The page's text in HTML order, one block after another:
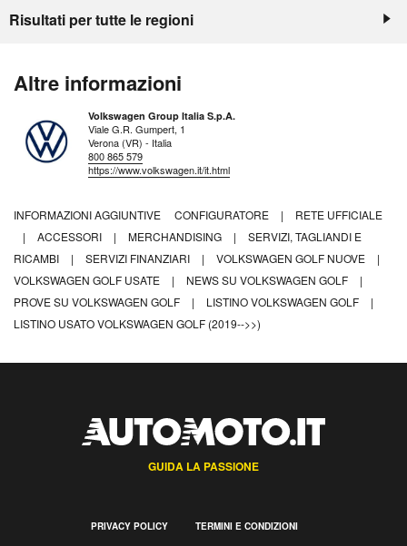
Risultati per tutte le regioni
Altre informazioni
Volkswagen Group Italia S.p.A.
Viale G.R. Gumpert, 1
Verona (VR) - Italia
800 865 579
https://www.volkswagen.it/it.html
INFORMAZIONI AGGIUNTIVE CONFIGURATORE |
RETE UFFICIALE
|
ACCESSORI | MERCHANDISING |
SERVIZI, TAGLIANDI E
RICAMBI
| SERVIZI FINANZIARI | VOLKSWAGEN GOLF NUOVE
|
VOLKSWAGEN GOLF USATE
| NEWS SU VOLKSWAGEN GOLF
|
PROVE SU VOLKSWAGEN GOLF
| LISTINO VOLKSWAGEN GOLF
|
LISTINO USATO VOLKSWAGEN GOLF (2019-->>)
GUIDA LA PASSIONE
PRIVACY POLICY TERMINI E CONDIZIONI